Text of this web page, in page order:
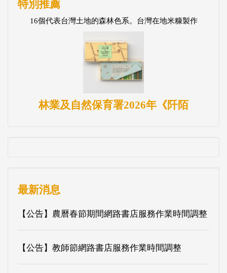
特別推薦
16個代表台灣土地的森林色系。台灣在地米糠製作
林業及自然保育署2026年《阡陌
最新消息
【公告】農曆春節期間網路書店服務作業時間調整
【公告】教師節網路書店服務作業時間調整